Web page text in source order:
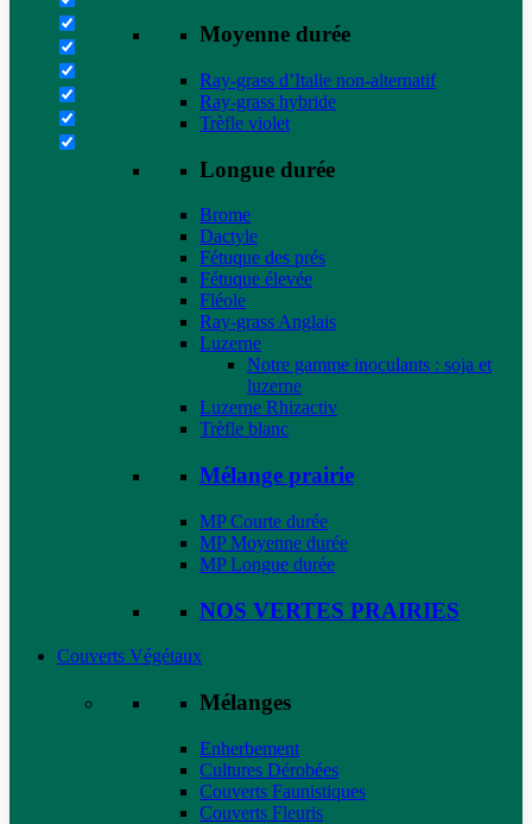
Moyenne durée
Ray-grass d’Italie non-alternatif
Ray-grass hybride
Trèfle violet
Longue durée
Brome
Dactyle
Fétuque des prés
Fétuque élevée
Fléole
Ray-grass Anglais
Luzerne
Notre gamme inoculants : soja et
luzerne
Luzerne Rhizactiv
Trèfle blanc
Mélange prairie
MP Courte durée
MP Moyenne durée
MP Longue durée
NOS VERTES PRAIRIES
Couverts Végétaux
Mélanges
Enherbement
Cultures Dérobées
Couverts Faunistiques
Couverts Fleuris